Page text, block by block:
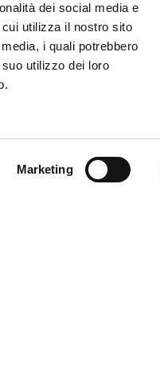
dei social media e
utilizza il nostro sito
i quali potrebbero
utilizzo dei loro
Marketing